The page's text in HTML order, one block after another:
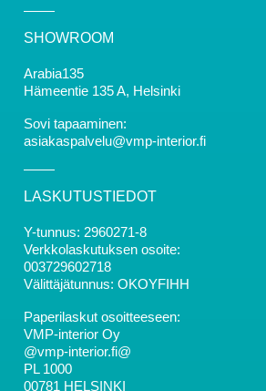
SHOWROOM
Arabia135
Hämeentie 135 A, Helsinki
Sovi tapaaminen:
asiakaspalvelu@vmp-interior.fi
LASKUTUSTIEDOT
Y-tunnus: 2960271-8
Verkkolaskutuksen osoite:
003729602718
Välittäjätunnus: OKOYFIHH
Paperilaskut osoitteeseen:
VMP-interior Oy
@vmp-interior.fi@
PL 1000
00781 HELSINKI